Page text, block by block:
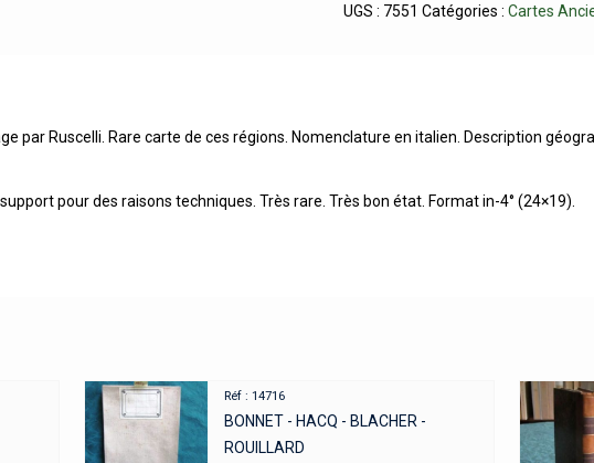
UGS : 7551 Catégories :Cartes
par Ruscelli. Rare carte de ces régions. Nomenclature en italien. Description
pour des raisons techniques. Très rare. Très bon état. Format in-4° (24×19).
Réf : 14716
BONNET - HACQ - BLACHER -
ROUILLARD